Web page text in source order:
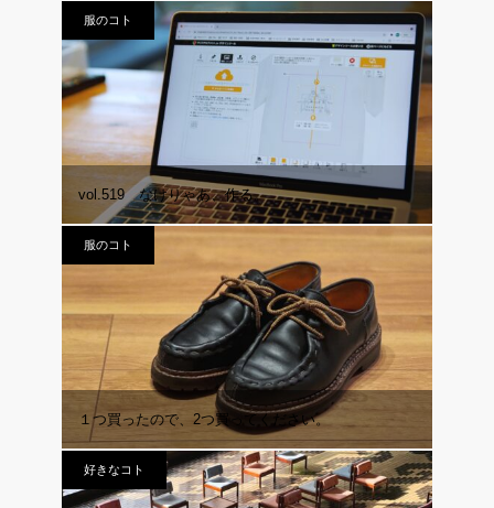
服のコト
vol.519 なけりゃあ、作る。
服のコト
１つ買ったので、2つ買ってください。
好きなコト